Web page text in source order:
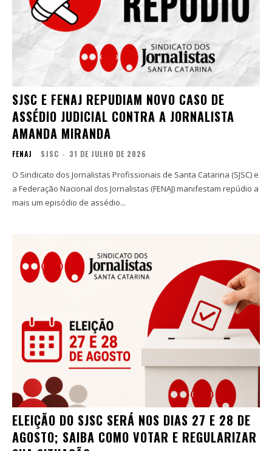
SJSC E FENAJ REPUDIAM NOVO CASO DE
ASSÉDIO JUDICIAL CONTRA A JORNALISTA
AMANDA MIRANDA
FENAJ SJSC - 31 DE JULHO DE 2026
O Sindicato dos Jornalistas Profissionais de Santa Catarina (SJSC) e
a Federação Nacional dos Jornalistas (FENAJ) manifestam repúdio a
mais um episódio de assédio...
ELEIÇÃO DO SJSC SERÁ NOS DIAS 27 E 28 DE
AGOSTO; SAIBA COMO VOTAR E REGULARIZAR